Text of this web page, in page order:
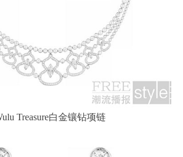
Treasure白金镶钻项链